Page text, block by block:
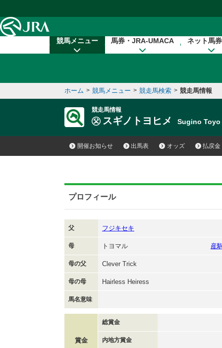
競馬メニュー 馬券・JRA-UMACA ネット馬
ホーム > 競馬メニュー > 競走馬検索 > 競走馬情報
競走馬情報
スギノトヨヒメ Sugino Toyo
開催お知らせ 出馬表 オッズ 払戻金
プロフィール
父 フジキセキ
母 トヨマル 産
母の父 Clever Trick
母の母 Hairless Heiress
馬名意味
賞金
総賞金
内地方賞金